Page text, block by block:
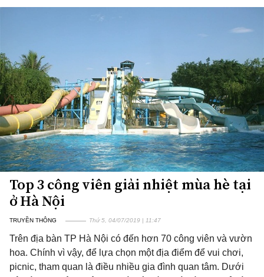
Top 3 công viên giải nhiệt mùa hè tại
ở Hà Nội
TRUYỀN THÔNG Thứ 5, 04/07/2019 | 11:47
Trên địa bàn TP Hà Nội có đến hơn 70 công viên và vườn
hoa. Chính vì vậy, để lựa chọn một địa điểm để vui chơi,
picnic, tham quan là điều nhiều gia đình quan tâm. Dưới